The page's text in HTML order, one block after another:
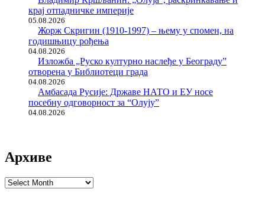
крај отпадничке империје
05.08.2026
Жорж Скригин (1910-1997) – њему у спомен, на
годишњицу рођења
04.08.2026
Изложба „Руско културно наслеђе у Београду”
отворена у Библиотеци града
04.08.2026
Амбасада Русије: Државе НАТО и ЕУ носе
посебну одговорност за “Олују”
04.08.2026
Архиве
Архиве